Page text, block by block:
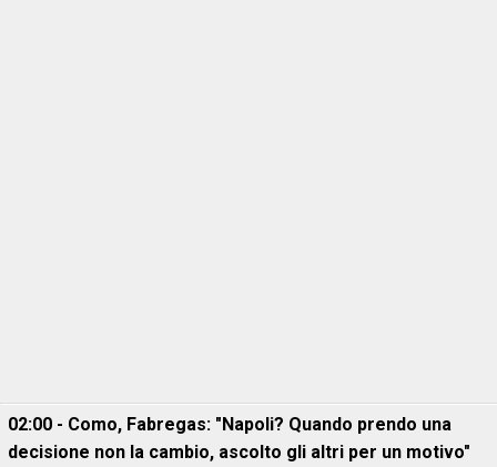
02:00 - Como, Fabregas: "Napoli? Quando prendo una
decisione non la cambio, ascolto gli altri per un motivo"